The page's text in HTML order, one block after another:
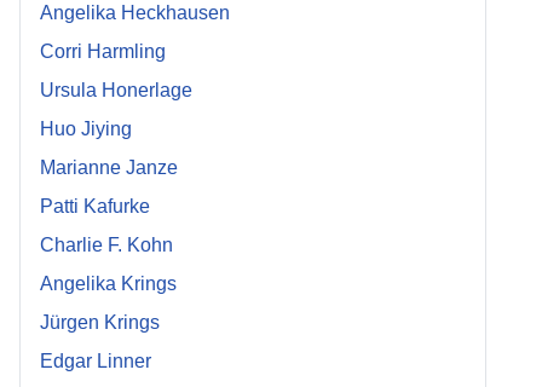
Angelika Heckhausen
Corri Harmling
Ursula Honerlage
Huo Jiying
Marianne Janze
Patti Kafurke
Charlie F. Kohn
Angelika Krings
Jürgen Krings
Edgar Linner